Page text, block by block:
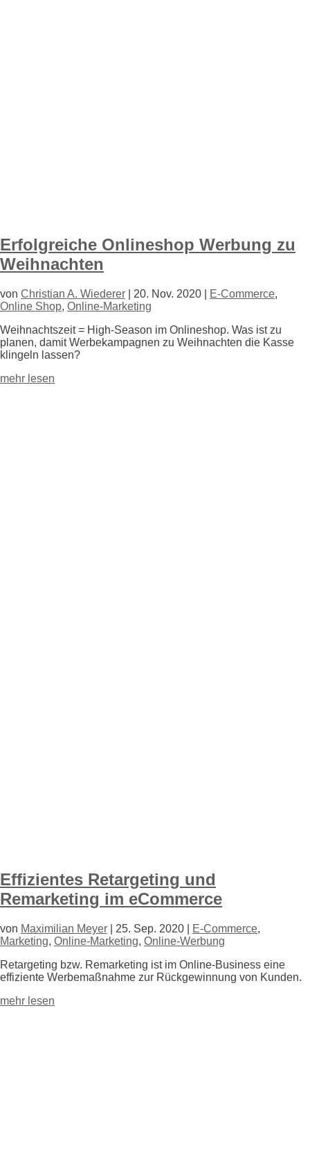
Erfolgreiche Onlineshop Werbung zu
Weihnachten
von Christian A. Wiederer 20. Nov. 2020 E-Commerce,
Online Shop, Online-Marketing
Weihnachtszeit = High-Season im Onlineshop. Was ist zu
planen, damit Werbekampagnen zu Weihnachten die Kasse
klingeln lassen?
mehr lesen
Effizientes Retargeting und
Remarketing im eCommerce
von Maximilian Meyer 25. Sep. 2020 E-Commerce,
Marketing, Online-Marketing, Online-Werbung
Retargeting bzw. Remarketing ist im Online-Business eine
effiziente Werbemaßnahme zur Rückgewinnung von Kunden.
mehr lesen